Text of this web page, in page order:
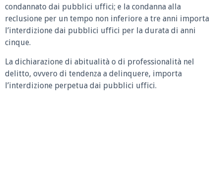
condannato dai pubblici uffici; e la condanna alla
reclusione per un tempo non inferiore a tre anni importa
l’interdizione dai pubblici uffici per la durata di anni
cinque.
La dichiarazione di abitualità o di professionalità nel
delitto, ovvero di tendenza a delinquere, importa
l’interdizione perpetua dai pubblici uffici.